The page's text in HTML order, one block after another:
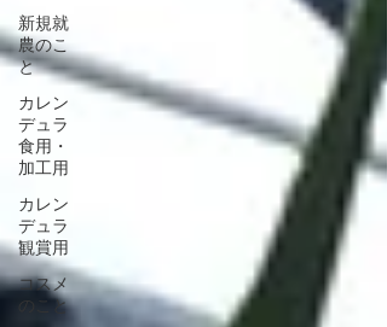
新規就
農のこ
と
カレン
デュラ
食用・
加工用
カレン
デュラ
観賞用
コスメ
のこと